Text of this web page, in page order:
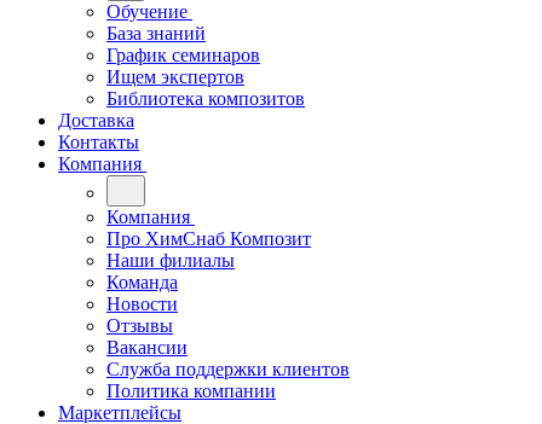
Обучение
База знаний
График семинаров
Ищем экспертов
Библиотека композитов
Доставка
Контакты
Компания
Компания
Про ХимСнаб Композит
Наши филиалы
Команда
Новости
Отзывы
Вакансии
Служба поддержки клиентов
Политика компании
Маркетплейсы